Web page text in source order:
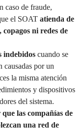
caso de fraude,
el SOAT atienda de
ni redes de
indebidos cuando se
causadas por un
la misma atención
y dispositivos
del sistema.
que las compañías de
una red de